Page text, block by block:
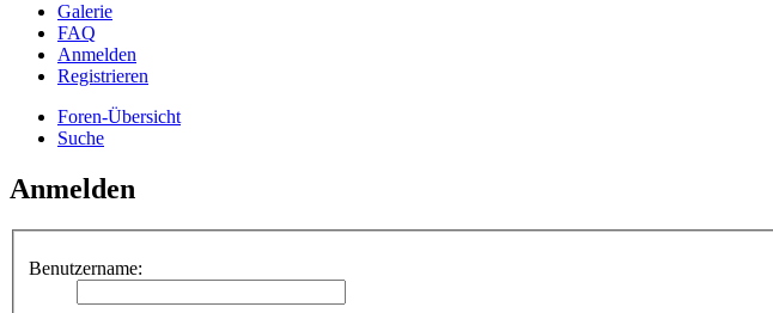
Galerie
FAQ
Anmelden
Registrieren
Foren-Übersicht
Suche
Anmelden
Benutzername: